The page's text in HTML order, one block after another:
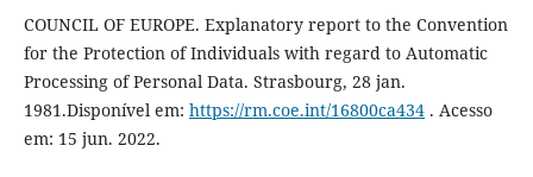
COUNCIL OF EUROPE. Explanatory report to the Convention
for the Protection of Individuals with regard to Automatic
Processing of Personal Data. Strasbourg, 28 jan.
1981.Disponível em: https://rm.coe.int/16800ca434. Acesso
em: 15 jun. 2022.